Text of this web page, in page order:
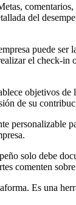
del
puede ser
el check-in
objetivos de
de su
personalizable
solo debe
comenten
Es una